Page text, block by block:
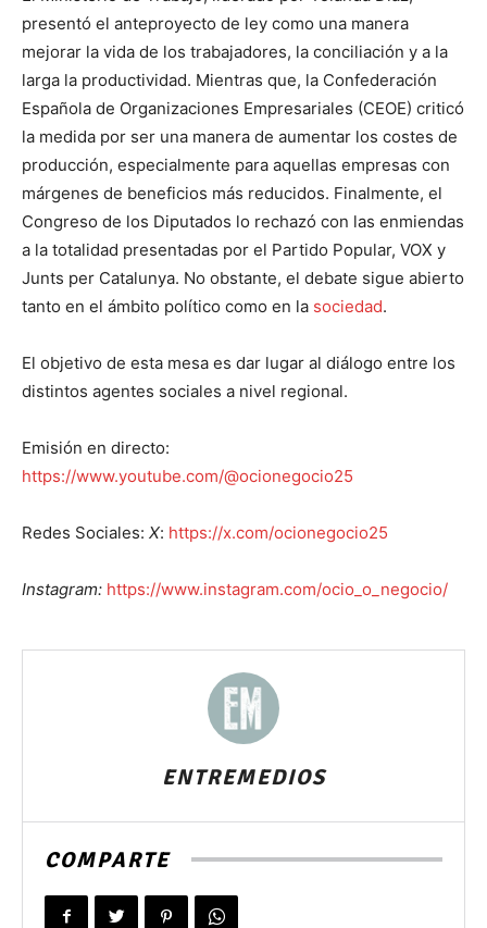
presentó el anteproyecto de ley como una manera
mejorar la vida de los trabajadores, la conciliación y a la
larga la productividad. Mientras que, la Confederación
Española de Organizaciones Empresariales (CEOE) criticó
la medida por ser una manera de aumentar los costes de
producción, especialmente para aquellas empresas con
márgenes de beneficios más reducidos. Finalmente, el
Congreso de los Diputados lo rechazó con las enmiendas
a la totalidad presentadas por el Partido Popular, VOX y
Junts per Catalunya. No obstante, el debate sigue abierto
tanto en el ámbito político como en la sociedad.
El objetivo de esta mesa es dar lugar al diálogo entre los
distintos agentes sociales a nivel regional.
Emisión en directo:
https://www.youtube.com/@ocionegocio25
Redes Sociales: X: https://x.com/ocionegocio25
Instagram: https://www.instagram.com/ocio_o_negocio/
ENTREMEDIOS
COMPARTE